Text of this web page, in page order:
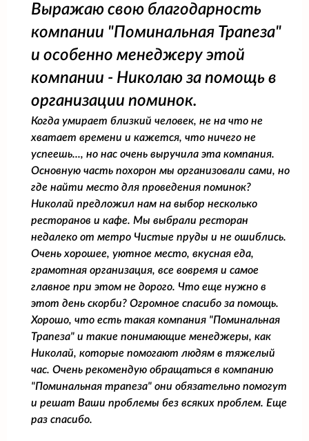
Выражаю свою благодарность
компании "Поминальная Трапеза"
и особенно менеджеру этой
компании - Николаю за помощь в
организации поминок.
Когда умирает близкий человек, не на что не
хватает времени и кажется, что ничего не
успеешь..., но нас очень выручила эта компания.
Основную часть похорон мы организовали сами, но
где найти место для проведения поминок?
Николай предложил нам на выбор несколько
ресторанов и кафе. Мы выбрали ресторан
недалеко от метро Чистые пруды и не ошиблись.
Очень хорошее, уютное место, вкусная еда,
грамотная организация, все вовремя и самое
главное при этом не дорого. Что еще нужно в
этот день скорби? Огромное спасибо за помощь.
Хорошо, что есть такая компания "Поминальная
Трапеза" и такие понимающие менеджеры, как
Николай, которые помогают людям в тяжелый
час. Очень рекомендую обращаться в компанию
"Поминальная трапеза" они обязательно помогут
и решат Ваши проблемы без всяких проблем. Еще
раз спасибо.